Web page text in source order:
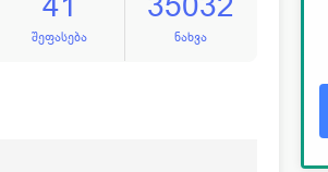
შეფასება ნახვა